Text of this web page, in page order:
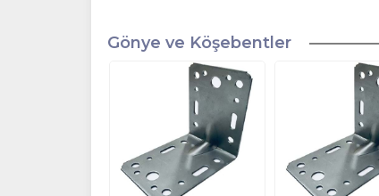
Gönye ve Köşebentler